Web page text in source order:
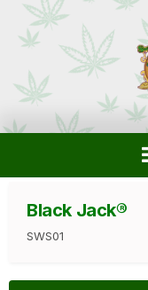
Black Jack®
SWS01